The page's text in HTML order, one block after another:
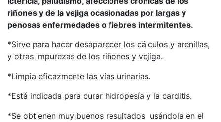
riñones y de la vejiga ocasionadas por largas y
penosas enfermedades o fiebres intermitentes.
*Sirve para hacer desaparecer los cálculos y arenillas,
y otras impurezas de los riñones y vejiga.
*Limpia eficazmente las vías urinarias.
*Está indicada para curar hidropesía y la carditis.
*Se obtienen muy buenos resultados usándola en el